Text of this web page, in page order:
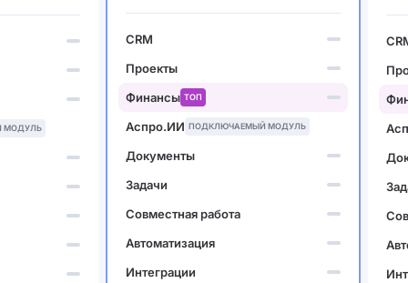
МОДУЛЬ
CRM
Проекты
Финансы ТОП
Аспро.ИИ ПОДКЛЮЧАЕМЫЙ МОДУЛЬ
Документы
Задачи
Совместная работа
Автоматизация
Интеграции